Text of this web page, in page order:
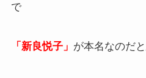
で
「新良悦子」 が本名なのだと